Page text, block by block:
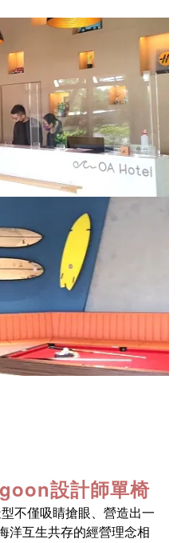
設計師單椅
不僅吸睛搶眼、 營造出一
洋互生共存的經營理念相